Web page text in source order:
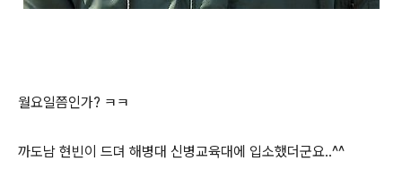
월요일쯤인가? ㅋㅋ
까도남 현빈이 드뎌 해병대 신병교육대에 입소했더군요..^^